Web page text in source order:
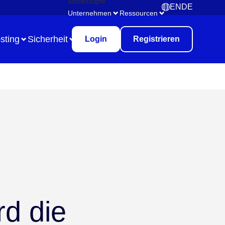
Unternehmen Ressourcen
EN
English
DE
Deutsch
Meetings & Workshops
Sicherheit Login Registrieren
die